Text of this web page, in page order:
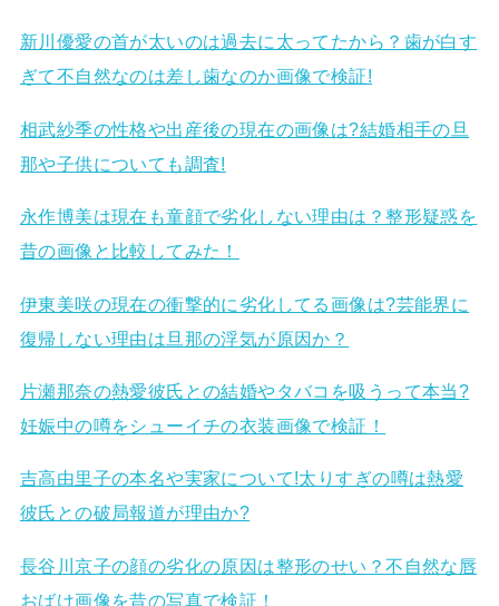
新川優愛の首が太いのは過去に太ってたから？歯が白す
ぎて不自然なのは差し歯なのか画像で検証!
相武紗季の性格や出産後の現在の画像は?結婚相手の旦
那や子供についても調査!
永作博美は現在も童顔で劣化しない理由は？整形疑惑を
昔の画像と比較してみた！
伊東美咲の現在の衝撃的に劣化してる画像は?芸能界に
復帰しない理由は旦那の浮気が原因か？
片瀬那奈の熱愛彼氏との結婚やタバコを吸うって本当?
妊娠中の噂をシューイチの衣装画像で検証！
吉高由里子の本名や実家について!太りすぎの噂は熱愛
彼氏との破局報道が理由か?
長谷川京子の顔の劣化の原因は整形のせい？不自然な唇
おばけ画像を昔の写真で検証！